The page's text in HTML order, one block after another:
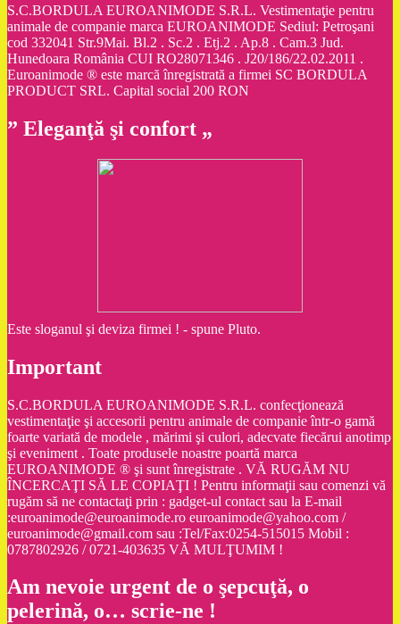
S.C.BORDULA EUROANIMODE S.R.L. Vestimentaţie pentru
animale de companie marca EUROANIMODE Sediul: Petroşani
cod 332041 Str.9Mai. Bl.2 . Sc.2 . Etj.2 . Ap.8 . Cam.3 Jud.
Hunedoara România CUI RO28071346 . J20/186/22.02.2011 .
Euroanimode ® este marcă înregistrată a firmei SC BORDULA
PRODUCT SRL. Capital social 200 RON
” Eleganţă şi confort „
Este sloganul şi deviza firmei ! - spune Pluto.
Important
S.C.BORDULA EUROANIMODE S.R.L. confecţionează
vestimentaţie şi accesorii pentru animale de companie într-o gamă
foarte variată de modele , mărimi şi culori, adecvate fiecărui anotimp
şi eveniment . Toate produsele noastre poartă marca
EUROANIMODE ® şi sunt înregistrate . VĂ RUGĂM NU
ÎNCERCAŢI SĂ LE COPIAŢI ! Pentru informaţii sau comenzi vă
rugăm să ne contactaţi prin : gadget-ul contact sau la E-mail
:euroanimode@euroanimode.ro euroanimode@yahoo.com /
euroanimode@gmail.com sau :Tel/Fax:0254-515015 Mobil :
0787802926 / 0721-403635 VĂ MULŢUMIM !
Am nevoie urgent de o şepcuţă, o
pelerină, o… scrie-ne !